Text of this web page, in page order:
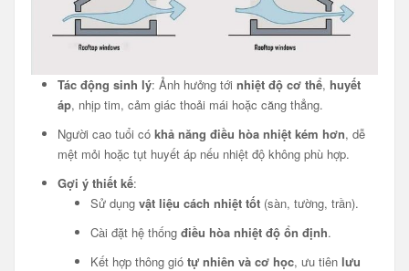
Tác động sinh lý: Ảnh hưởng tớinhiệt độ cơ thể, huyết
áp, nhịp tim, cảm giác thoải mái hoặc căng thẳng.
Người cao tuổi cókhả năng điều hòa nhiệt kém hơn, dễ
mệt mỏi hoặc tụt huyết áp nếu nhiệt độ không phù hợp.
Gợi ý thiết kế:
Sử dụng vật liệu cách nhiệt tốt(sàn, tường, trần).
Cài đặt hệ thống điều hòa nhiệt độ ổn định.
Kết hợp thông gió tự nhiên và cơ học, ưu tiên lưu